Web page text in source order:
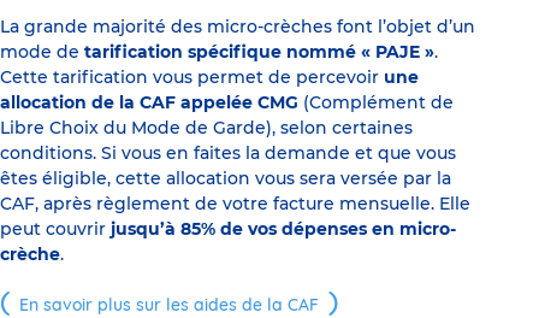
La grande majorité des micro-crèches font l’objet d’un
mode de tarification spécifique nommé « PAJE ».
Cette tarification vous permet de percevoir une
allocation de la CAF appelée CMG (Complément de
Libre Choix du Mode de Garde), selon certaines
conditions. Si vous en faites la demande et que vous
êtes éligible, cette allocation vous sera versée par la
CAF, après règlement de votre facture mensuelle. Elle
peut couvrir jusqu’à 85% de vos dépenses en micro-
crèche.
En savoir plus sur les aides de la CAF